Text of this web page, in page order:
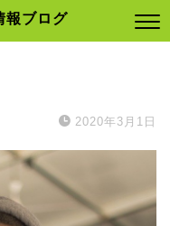
報ブログ
2020年3月1日